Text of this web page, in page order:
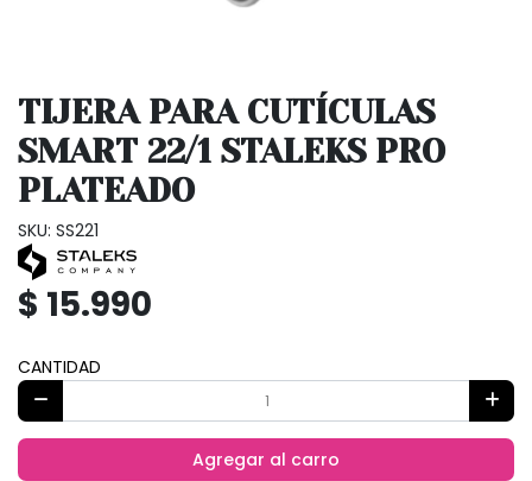
TIJERA PARA CUTÍCULAS
SMART 22/1 STALEKS PRO
PLATEADO
SKU: SS221
$ 15.990
CANTIDAD
Agregar al carro